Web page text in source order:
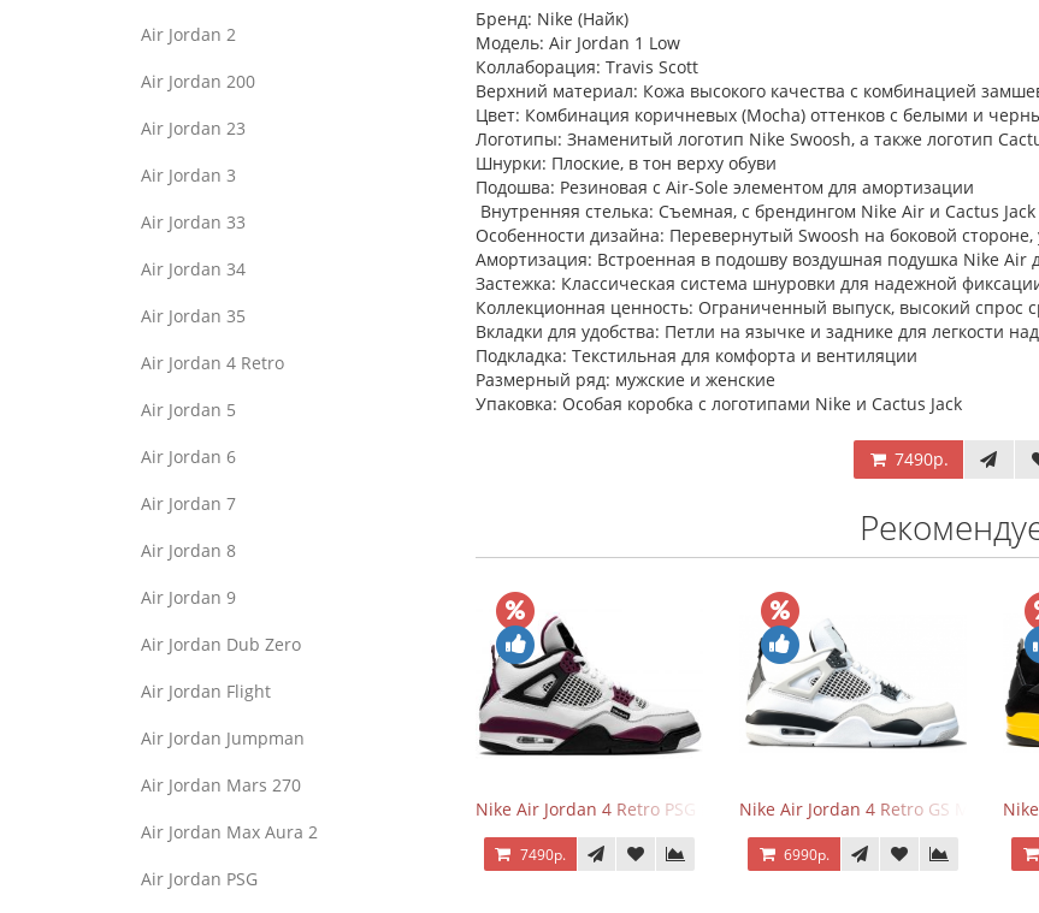
Air Jordan 2
Air Jordan 200
Air Jordan 23
Air Jordan 3
Air Jordan 33
Air Jordan 34
Air Jordan 35
Air Jordan 4 Retro
Air Jordan 5
Air Jordan 6
Air Jordan 7
Air Jordan 8
Air Jordan 9
Air Jordan Dub Zero
Air Jordan Flight
Air Jordan Jumpman
Air Jordan Mars 270
Air Jordan Max Aura 2
Air Jordan PSG
Бренд: Nike (Найк)
Модель: Air Jordan 1 Low
Коллаборация: Travis Scott
Верхний материал: Кожа высокого качества с комбинацией
Цвет: Комбинация коричневых (Mocha) оттенков с белыми и
Логотипы: Знаменитый логотип Nike Swoosh, а также логотип
Шнурки: Плоские, в тон верху обуви
Подошва: Резиновая с Air-Sole элементом для амортизации
Внутренняя стелька: Съемная, с брендингом Nike Air и Cactus Jack
Особенности дизайна: Перевернутый Swoosh на боковой
Амортизация: Встроенная в подошву воздушная подушка Nike Air
Застежка: Классическая система шнуровки для надежной
Коллекционная ценность: Ограниченный выпуск, высокий спрос
Вкладки для удобства: Петли на язычке и заднике для легкости
Подкладка: Текстильная для комфорта и вентиляции
Размерный ряд: мужские и женские
Упаковка: Особая коробка с логотипами Nike и Cactus Jack
7490р.
Nike Air Jordan 4 Retro PSG Paris Saint-Germain
7490р.
Nike Air Jordan 4 Retro GS Military
6990р.